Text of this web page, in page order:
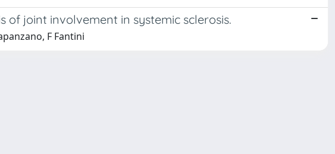
joint involvement in systemic sclerosis.
F Fantini